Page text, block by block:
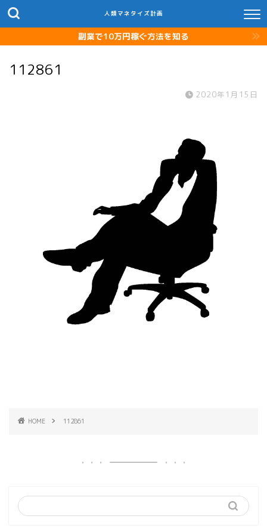
人類マネタイズ計画
副業で10万円稼ぐ方法を知る
112861
2020年1月15日
HOME 112861